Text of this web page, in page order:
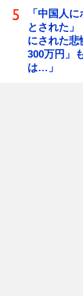
「中国人
とされた
にされた
300万円」
は…」